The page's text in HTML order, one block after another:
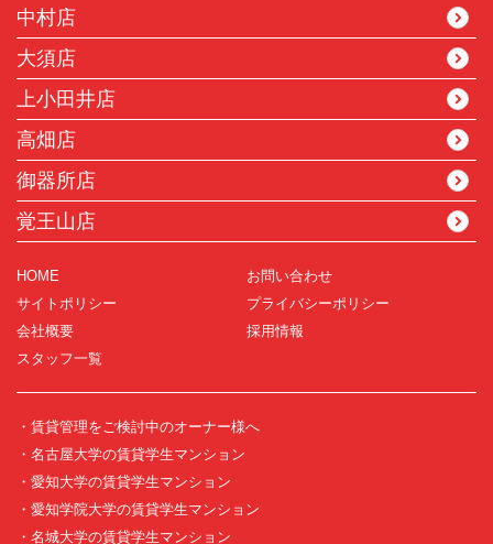
中村店
大須店
上小田井店
高畑店
御器所店
覚王山店
HOME
お問い合わせ
サイトポリシー
プライバシーポリシー
会社概要
採用情報
スタッフ一覧
・賃貸管理をご検討中のオーナー様へ
・名古屋大学の賃貸学生マンション
・愛知大学の賃貸学生マンション
・愛知学院大学の賃貸学生マンション
・名城大学の賃貸学生マンション